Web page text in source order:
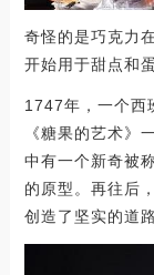
奇怪的是巧克力
开始用于甜点和蛋
1747年，一个
《糖果的艺术》
中有一个新奇被
的原型。再往后
创造了坚实的道路